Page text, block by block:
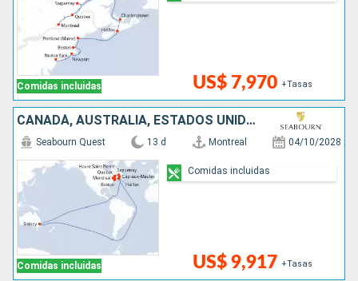
Comidas incluidas US$ 7,970 +Tasas
CANADÁ, AUSTRALIA, ESTADOS UNIDOS
Comidas incluidas
Seabourn Quest 13 d Montreal 04/10/2028
US$ 9,917 +Tasas
Comidas incluidas